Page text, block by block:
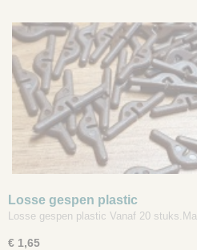
Losse gespen plastic
Losse gespen plastic Vanaf 20
€ 1,65